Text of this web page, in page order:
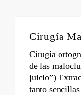
Cirugía
Cirugía
de las
juicio”)
tanto